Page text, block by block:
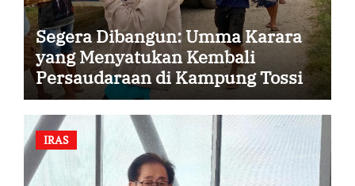
Segera Dibangun: Umma Karara
yang Menyatukan Kembali
Persaudaraan di Kampung Tossi
IRAS